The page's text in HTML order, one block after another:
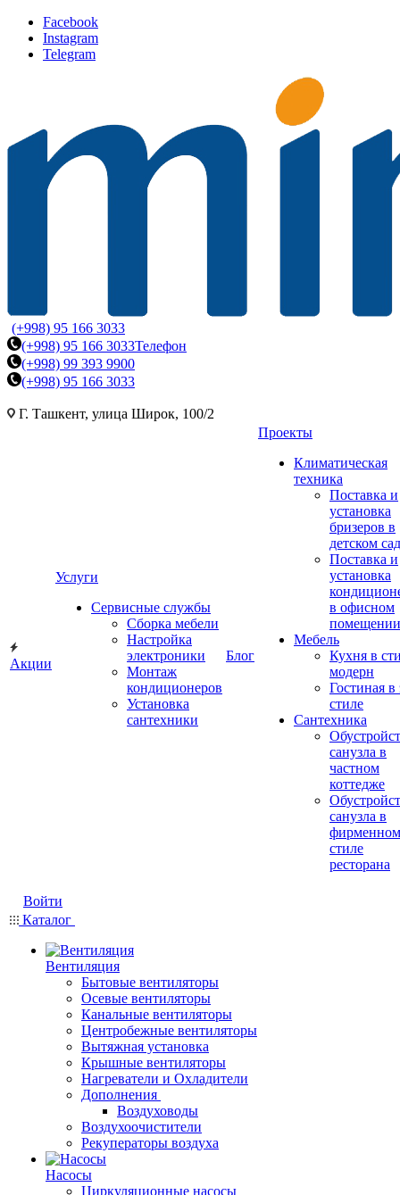
Facebook
Instagram
Telegram
(+998) 95 166 3033
(+998) 95 166 3033Телефон
(+998) 99 393 9900
(+998) 95 166 3033
Г. Ташкент, улица Широк, 100/2
Акции
Услуги
Сервисные службы
Сборка мебели
Настройка
электроники
Монтаж
кондиционеров
Установка
сантехники
Блог
Проекты
Климатическая
техника
Поставка и
установка
бризеров в
детском
Поставка и
установка
в офисном
помещении
Мебель
Кухня в
модерн
Гостиная в
стиле
Сантехника
санузла в
частном
коттедже
санузла в
фирменном
стиле
ресторана
Войти
Каталог
Вентиляция
Бытовые вентиляторы
Осевые вентиляторы
Канальные вентиляторы
Центробежные вентиляторы
Вытяжная установка
Крышные вентиляторы
Нагреватели и Охладители
Дополнения
Воздуховоды
Воздухоочистители
Рекуператоры воздуха
Насосы
Циркуляционные насосы